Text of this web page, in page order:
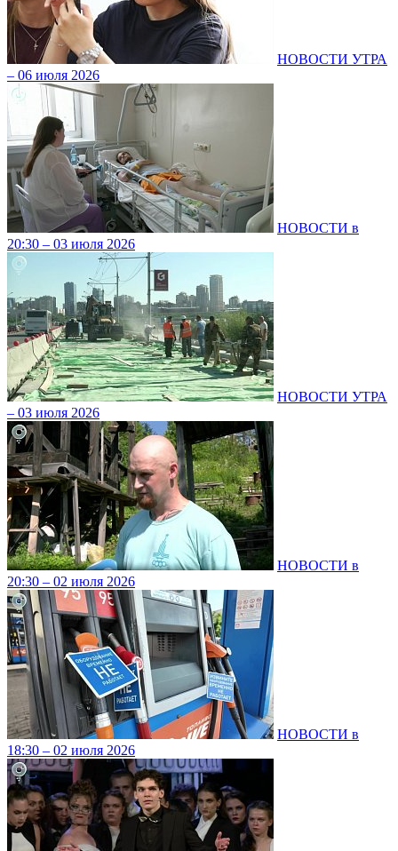
НОВОСТИ УТРА
– 06 июля 2026
НОВОСТИ в
20:30 – 03 июля 2026
НОВОСТИ УТРА
– 03 июля 2026
НОВОСТИ в
20:30 – 02 июля 2026
НОВОСТИ в
18:30 – 02 июля 2026